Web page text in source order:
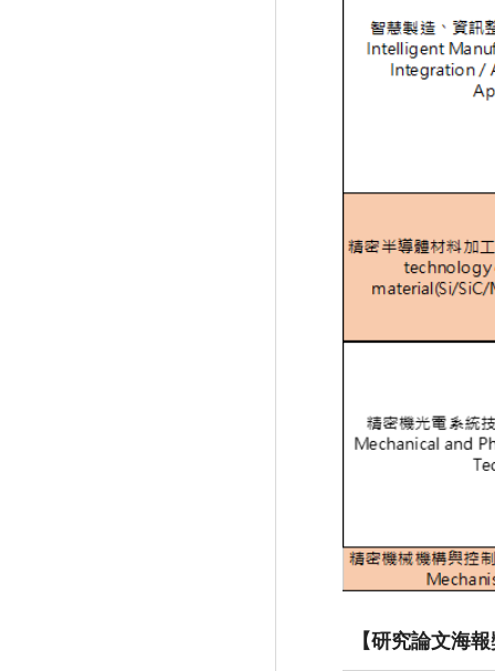
【研究論文海